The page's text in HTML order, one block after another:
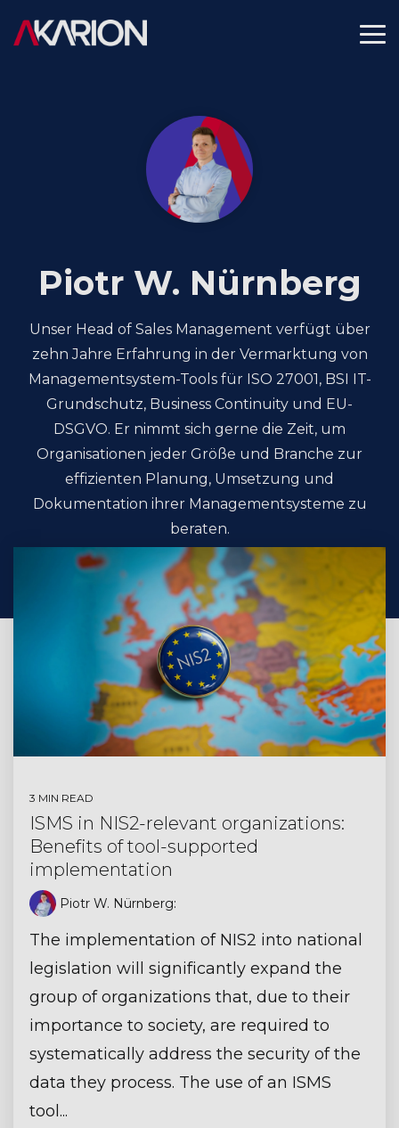
the
Piotr W. Nürnberg
Unser Head of Sales Management verfügt über
zehn Jahre Erfahrung in der Vermarktung von
Managementsystem-Tools für ISO 27001, BSI IT-
Grundschutz, Business Continuity und EU-
DSGVO. Er nimmt sich gerne die Zeit, um
Organisationen jeder Größe und Branche zur
effizienten Planung, Umsetzung und
Dokumentation ihrer Managementsysteme zu
beraten.
3 MIN READ
ISMS in NIS2-relevant organizations:
Benefits of tool-supported
implementation
Piotr W. Nürnberg:
The implementation of NIS2 into national
legislation will significantly expand the
group of organizations that, due to their
importance to society, are required to
systematically address the security of the
data they process. The use of an ISMS
tool...